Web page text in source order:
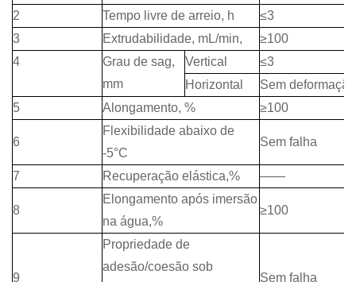
2
Tempo livre de arreio, h
≤3
3
Extrudabilidade, mL/min,
≥100
4
Grau de sag,
mm
Vertical
≤3
Horizontal
Sem deformação
5
Alongamento, % ≥100
6
Flexibilidade abaixo de
-5°C
Sem falha
7 Recuperação elástica,% ——
8
Elongamento após imersão
na água,%
≥100
9
Propriedade de
adesão/coesão sob
Sem falha